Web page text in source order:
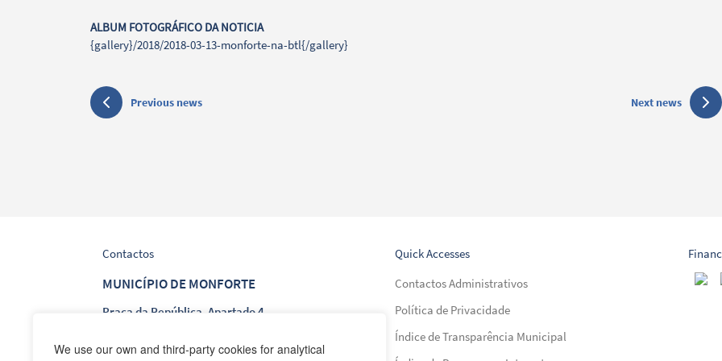
We use our own and third-party cookies for analytical
ALBUM FOTOGRÁFICO DA NOTICIA
{gallery}/2018/2018-03-13-monforte-na-btl{/gallery}
Previous news Next news
Contactos
MUNICÍPIO DE MONFORTE
Praça da República, Apartado 4
Quick Accesses
Contactos Administrativos
Política de Privacidade
Índice de Transparência Municipal